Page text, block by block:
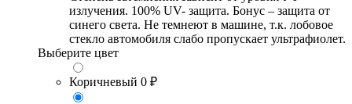
излучения. 100% UV- защита. Бонус – защита от
синего света. Не темнеют в машине, т.к. лобовое
стекло автомобиля слабо пропускает ультрафиолет.
Выберите цвет
Коричневый 0 ₽